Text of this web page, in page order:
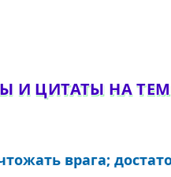
И ЦИТАТЫ НА
врага;